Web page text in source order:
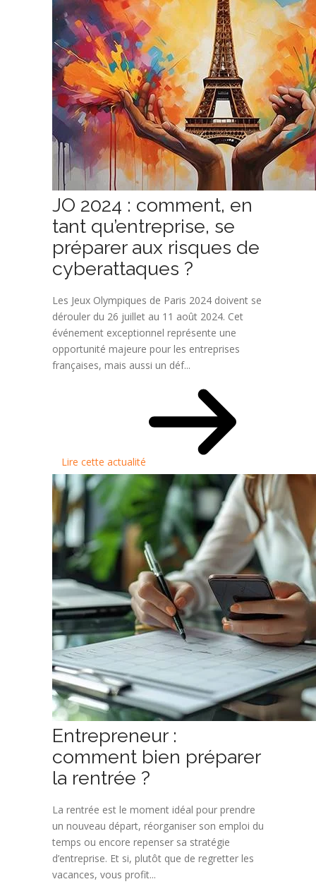
JO 2024 : comment, en
tant qu’entreprise, se
préparer aux risques de
cyberattaques ?
Les Jeux Olympiques de Paris 2024 doivent se
dérouler du 26 juillet au 11 août 2024. Cet
événement exceptionnel représente une
opportunité majeure pour les entreprises
françaises, mais aussi un déf...
Lire cette actualité
Entrepreneur :
comment bien préparer
la rentrée ?
La rentrée est le moment idéal pour prendre
un nouveau départ, réorganiser son emploi du
temps ou encore repenser sa stratégie
d’entreprise. Et si, plutôt que de regretter les
vacances, vous profit...